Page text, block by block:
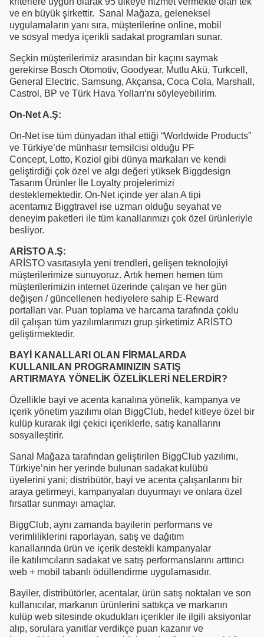
ve en büyük şirkettir. Sanal Mağaza, geleneksel
uygulamaların yanı sıra, müşterilerine online, mobil
ve sosyal medya içerikli sadakat programları sunar.
Seçkin müşterilerimiz arasından bir kaçını saymak
gerekirse Bosch Otomotiv, Goodyear, Mutlu Akü, Turkcell,
General Electric, Samsung, Akçansa, Coca Cola, Marshall,
Castrol, BP ve Türk Hava Yolları‘nı söyleyebilirim.
On-Net A.Ş:
On-Net ise tüm dünyadan ithal ettiği “Worldwide Products”
ve Türkiye’de münhasır temsilcisi olduğu PF
Concept, Lotto, Koziol gibi dünya markaları ve kendi
geliştirdiği çok özel ve algı değeri yüksek Biggdesign
Tasarım Ürünler İle Loyalty projelerimizi
desteklemektedir. On-Net içinde yer alan A tipi
acentamız Biggtravel ise uzman olduğu seyahat ve
deneyim paketleri ile tüm kanallarımızı çok özel ürünleriyle
besliyor.
ARİSTO A.Ş:
ARİSTO vasıtasıyla yeni trendleri, gelişen teknolojiyi
müşterilerimize sunuyoruz. Artık hemen hemen tüm
müşterilerimizin internet üzerinde çalışan ve her gün
değişen / güncellenen hediyelere sahip E-Reward
portalları var. Puan toplama ve harcama tarafında çoklu
dil çalışan tüm yazılımlarımızı grup şirketimiz ARİSTO
geliştirmektedir.
BAYİ KANALLARI OLAN FİRMALARDA
KULLANILAN PROGRAMINIZIN SATIŞ
ARTIRMAYA YÖNELİK ÖZELİKLERİ NELERDİR?
Özellikle bayi ve acenta kanalına yönelik, kampanya ve
içerik yönetim yazılımı olan BiggClub, hedef kitleye özel bir
kulüp kurarak ilgi çekici içeriklerle, satış kanallarını
sosyalleştirir.
Sanal Mağaza tarafından geliştirilen BiggClub yazılımı,
Türkiye’nin her yerinde bulunan sadakat kulübü
üyelerini yani; distribütör, bayi ve acenta çalışanlarını bir
araya getirmeyi, kampanyaları duyurmayı ve onlara özel
fırsatlar sunmayı amaçlar.
BiggClub, aynı zamanda bayilerin performans ve
verimliliklerini raporlayan, satış ve dağıtım
kanallarında ürün ve içerik destekli kampanyalar
ile katılımcıların sadakat ve satış performanslarını arttırıcı
web + mobil tabanlı ödüllendirme uygulamasıdır.
Bayiler, distribütörler, acentalar, ürün satış noktaları ve son
kullanıcılar, markanın ürünlerini sattıkça ve markanın
kulüp web sitesinde okudukları içerikler ile ilgili aksiyonlar
alıp, sorulara yanıtlar verdikçe puan kazanır ve